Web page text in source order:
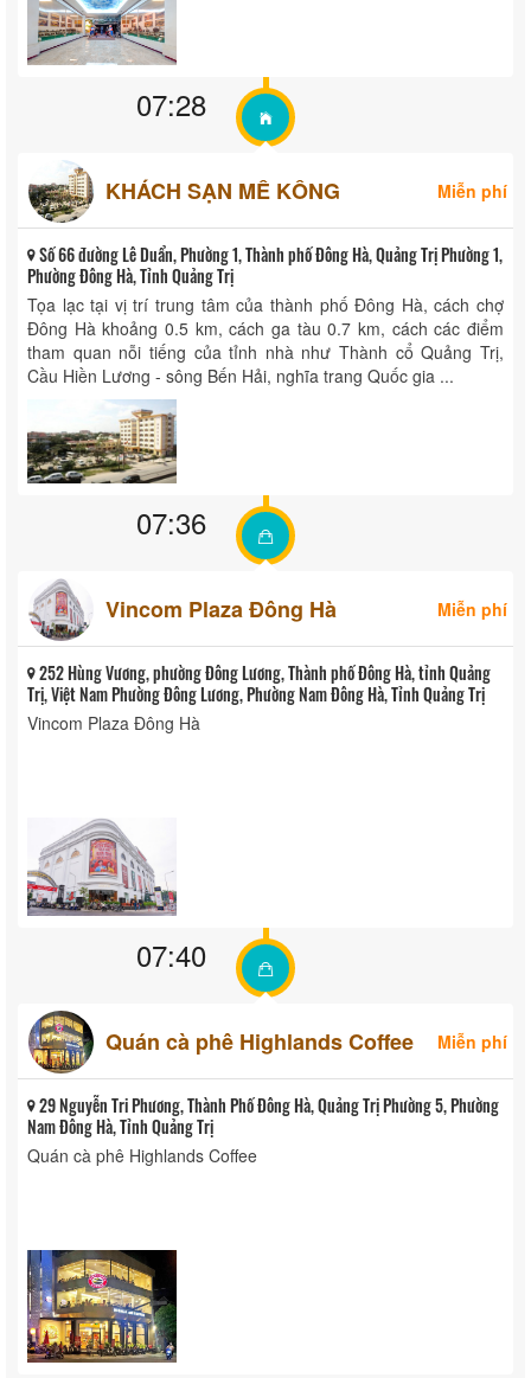
07:28
KHÁCH SẠN MÊ KÔNG Miễn phí
Số 66 đường Lê Duẩn, Phường 1, Thành phố Đông Hà, Quảng Trị Phường 1,
Phường Đông Hà, Tỉnh Quảng Trị
Tọa lạc tại vị trí trung tâm của thành phố Đông Hà, cách chợ
Đông Hà khoảng 0.5 km, cách ga tàu 0.7 km, cách các điểm
tham quan nỗi tiếng của tỉnh nhà như Thành cổ Quảng Trị,
Cầu Hiền Lương - sông Bến Hải, nghĩa trang Quốc gia ...
07:36
Vincom Plaza Đông Hà Miễn phí
252 Hùng Vương, phường Đông Lương, Thành phố Đông Hà, tỉnh Quảng
Trị, Việt Nam Phường Đông Lương, Phường Nam Đông Hà, Tỉnh Quảng Trị
Vincom Plaza Đông Hà
07:40
Quán cà phê Highlands Coffee Miễn phí
29 Nguyễn Tri Phương, Thành Phố Đông Hà, Quảng Trị Phường 5, Phường
Nam Đông Hà, Tỉnh Quảng Trị
Quán cà phê Highlands Coffee